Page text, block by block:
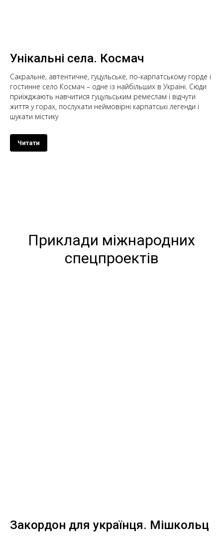
Унікальні села. Космач
Сакральне, автентичне, гуцульське, по-карпатському горде і
гостинне село Космач – одне із найбільших в Україні. Сюди
приїжджають навчитися гуцульським ремеслам і відчути
життя у горах, послухати неймовірні карпатські легенди і
шукати містику
Читати
Приклади міжнародних
спецпроектів
Закордон для українця. Мішкольц